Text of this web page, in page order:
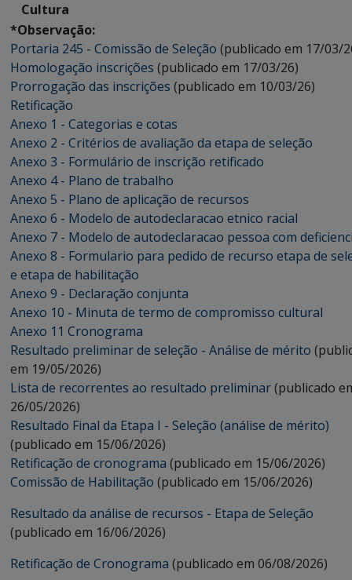
Cultura
*Observação:
Portaria 245 - Comissão de Seleção (publicado em 17/03/
Homologação inscrições (publicado em 17/03/26)
Prorrogação das inscrições (publicado em 10/03/26)
Retificação
Anexo 1 - Categorias e cotas
Anexo 2 - Critérios de avaliação da etapa de seleção
Anexo 3 - Formulário de inscrição retificado
Anexo 4 - Plano de trabalho
Anexo 5 - Plano de aplicação de recursos
Anexo 6 - Modelo de autodeclaracao etnico racial
Anexo 7 - Modelo de autodeclaracao pessoa com
Anexo 8 - Formulario para pedido de recurso etapa de
e etapa de habilitação
Anexo 9 - Declaração conjunta
Anexo 10 - Minuta de termo de compromisso cultural
Anexo 11 Cronograma
Resultado preliminar de seleção - Análise de mérito
em 19/05/2026)
Lista de recorrentes ao resultado preliminar(publicado
26/05/2026)
Resultado Final da Etapa I - Seleção (análise de mérito)
(publicado em 15/06/2026)
Retificação de cronograma (publicado em 15/06/2026)
Comissão de Habilitação (publicado em 15/06/2026)
Resultado da análise de recursos - Etapa de Seleção
(publicado em 16/06/2026)
Retificação de Cronograma (publicado em 06/08/2026)